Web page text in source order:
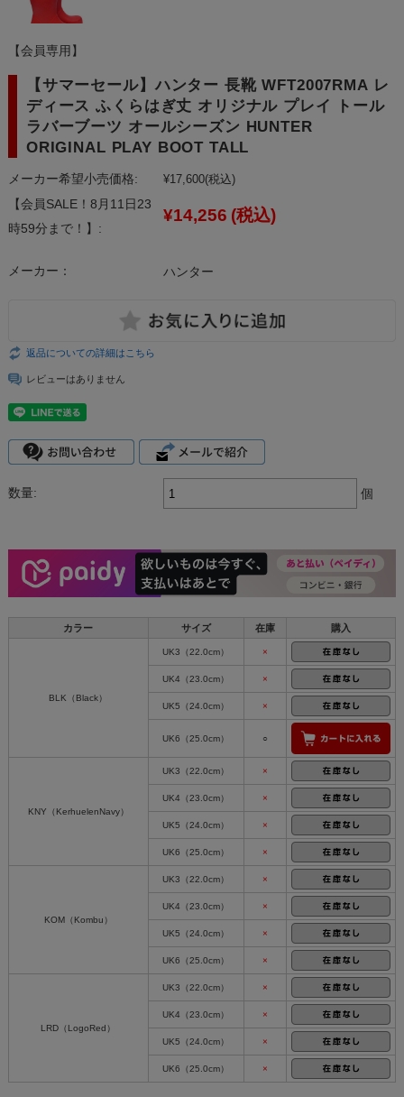
【会員専用】
【サマーセール】ハンター 長靴 WFT2007RMA レ
ディース ふくらはぎ丈 オリジナル プレイ トール
ラバーブーツ オールシーズン HUNTER
ORIGINAL PLAY BOOT TALL
メーカー希望小売価格: ¥17,600(税込)
【会員SALE！8月11日23
時59分まで！】:
¥14,256 (税込)
メーカー： ハンター
返品についての詳細はこちら
レビューはありません
数量: 個
カラー サイズ 在庫 購入
BLK（Black）
UK3（22.0cm） ×
UK4（23.0cm） ×
UK5（24.0cm） ×
UK6（25.0cm） ○
KNY（KerhuelenNavy）
UK3（22.0cm） ×
UK4（23.0cm） ×
UK5（24.0cm） ×
UK6（25.0cm） ×
KOM（Kombu）
UK3（22.0cm） ×
UK4（23.0cm） ×
UK5（24.0cm） ×
UK6（25.0cm） ×
LRD（LogoRed）
UK3（22.0cm） ×
UK4（23.0cm） ×
UK5（24.0cm） ×
UK6（25.0cm） ×